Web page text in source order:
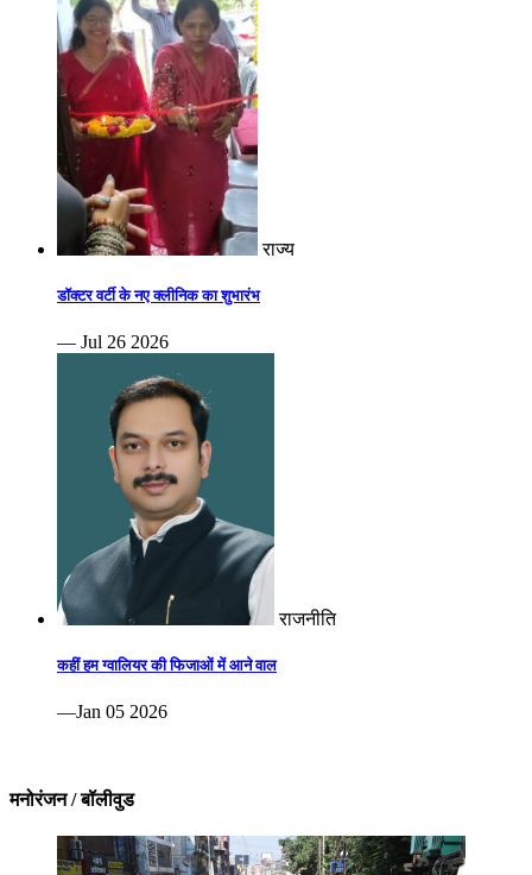
राज्य
डॉक्टर वर्टी के नए क्लीनिक का शुभारंभ
— Jul 26 2026
राजनीति
कहीं हम ग्वालियर की फिजाओं में आने वाल
—Jan 05 2026
मनोरंजन / बॉलीवुड